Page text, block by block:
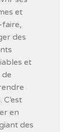
et
faire,
des
et
C’est
en
des